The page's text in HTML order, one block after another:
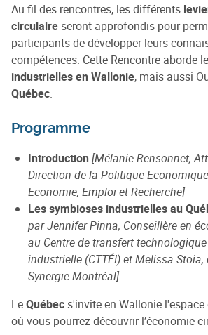
Au fil des rencontres, les différents
circulaire seront approfondis pour
participants de développer leurs
compétences. Cette Rencontre aborde
industrielles en Wallonie, mais aussi
Québec.
Programme
Introduction [Mélanie Rensonnet,
Direction de la Politique
Economie, Emploi et Recherche]
Les symbioses industrielles au
par Jennifer Pinna, Conseillère en
au Centre de transfert
industrielle (CTTÉI) et Melissa
Synergie Montréal]
LeQuébec s'invite en Wallonie
où vous pourrez découvrir l’économie